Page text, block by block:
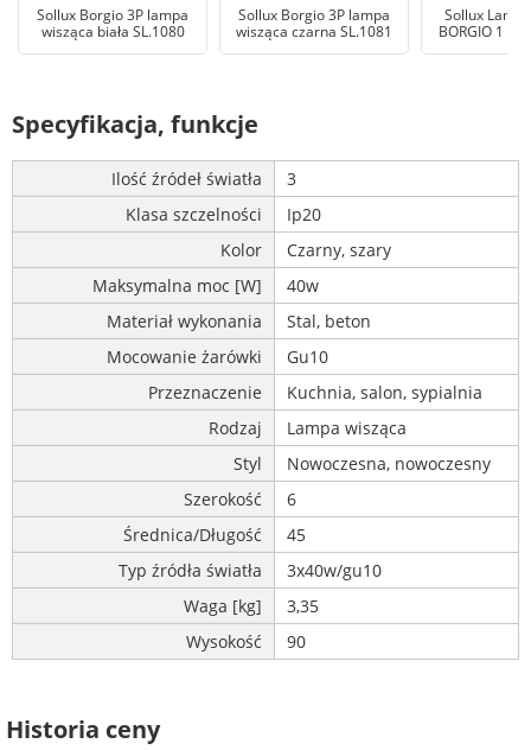
Sollux Borgio 3P lampa
wisząca biała SL.1080
Sollux Borgio 3P lampa
wisząca czarna SL.1081
Sollux
BORGIO 1
Specyfikacja, funkcje
Ilość źródeł światła
3
Klasa szczelności
Ip20
Kolor
Czarny, szary
Maksymalna moc [W]
40w
Materiał wykonania
Stal, beton
Mocowanie żarówki
Gu10
Przeznaczenie
Kuchnia, salon, sypialnia
Rodzaj
Lampa wisząca
Styl
Nowoczesna, nowoczesny
Szerokość
6
Średnica/Długość
45
Typ źródła światła
3x40w/gu10
Waga [kg]
3,35
Wysokość
90
Historia ceny